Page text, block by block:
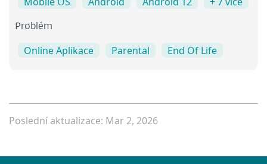
Problém
Online Aplikace Parental End Of Life
Poslední aktualizace: Mar 2, 2026